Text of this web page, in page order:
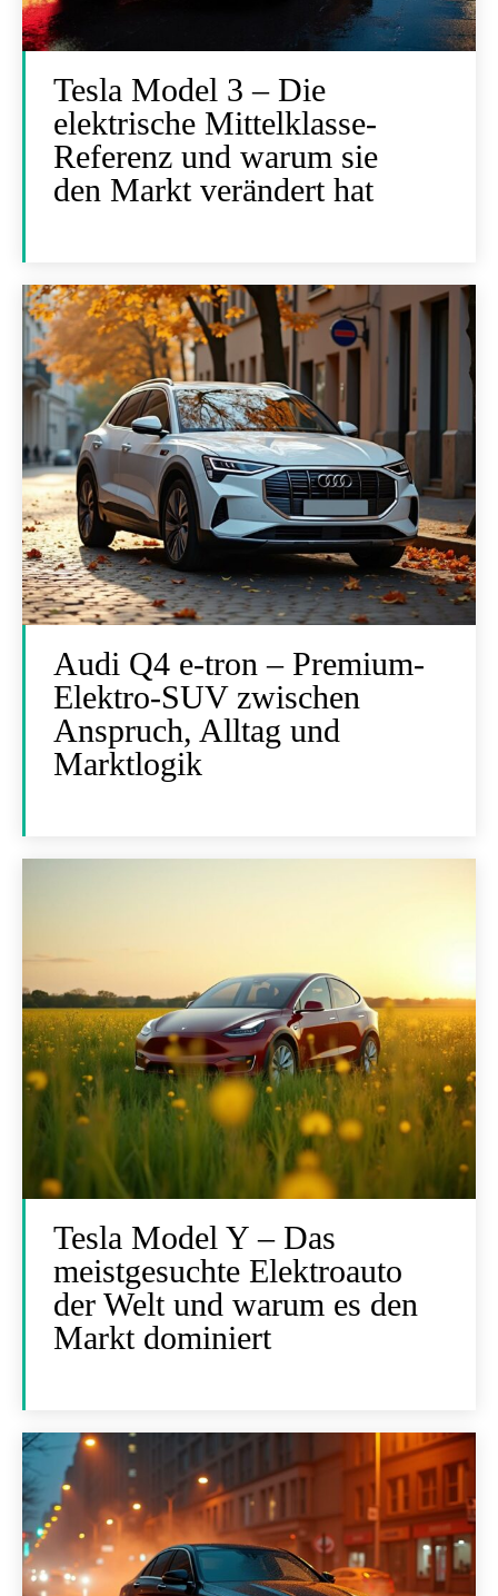
Tesla Model 3 – Die
elektrische Mittelklasse-
Referenz und warum sie
den Markt verändert hat
Audi Q4 e-tron – Premium-
Elektro-SUV zwischen
Anspruch, Alltag und
Marktlogik
Tesla Model Y – Das
meistgesuchte Elektroauto
der Welt und warum es den
Markt dominiert